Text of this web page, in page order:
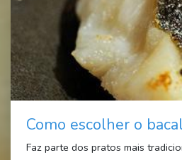
Como escolher o
Faz parte dos pratos mais